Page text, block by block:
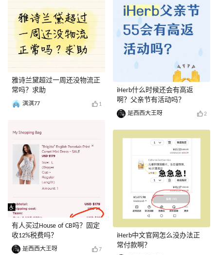
雅诗兰黛超过一周还没物流正
常吗？求助
淇淇77 1
有人买过House of CB吗？固定
收12%税费吗？
是西西大王呀 7
iHerb什么时候还会有高返
啊？父亲节有活动吗？
是西西大王呀 2
iHerb中文官网怎么没办法正
常付款啊？